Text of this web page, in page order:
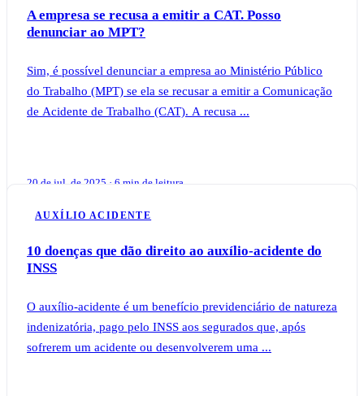
A empresa se recusa a emitir a CAT. Posso
denunciar ao MPT?
Sim, é possível denunciar a empresa ao Ministério Público
do Trabalho (MPT) se ela se recusar a emitir a Comunicação
de Acidente de Trabalho (CAT). A recusa ...
20 de jul. de 2025 · 6 min de leitura
AUXÍLIO ACIDENTE
10 doenças que dão direito ao auxílio-acidente do
INSS
O auxílio-acidente é um benefício previdenciário de natureza
indenizatória, pago pelo INSS aos segurados que, após
sofrerem um acidente ou desenvolverem uma ...